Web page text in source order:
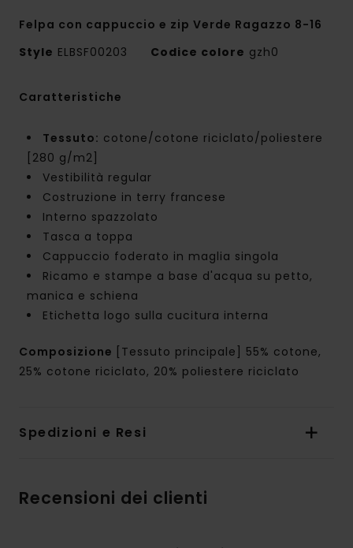
Felpa con cappuccio e zip Verde Ragazzo 8-16
Style ELBSF00203 Codice colore gzh0
Caratteristiche
Tessuto: cotone/cotone riciclato/poliestere
[280 g/m2]
Vestibilità regular
Costruzione in terry francese
Interno spazzolato
Tasca a toppa
Cappuccio foderato in maglia singola
Ricamo e stampe a base d'acqua su petto,
manica e schiena
Etichetta logo sulla cucitura interna
Composizione
[Tessuto principale] 55% cotone,
25% cotone riciclato, 20% poliestere riciclato
Spedizioni e Resi
Recensioni dei clienti